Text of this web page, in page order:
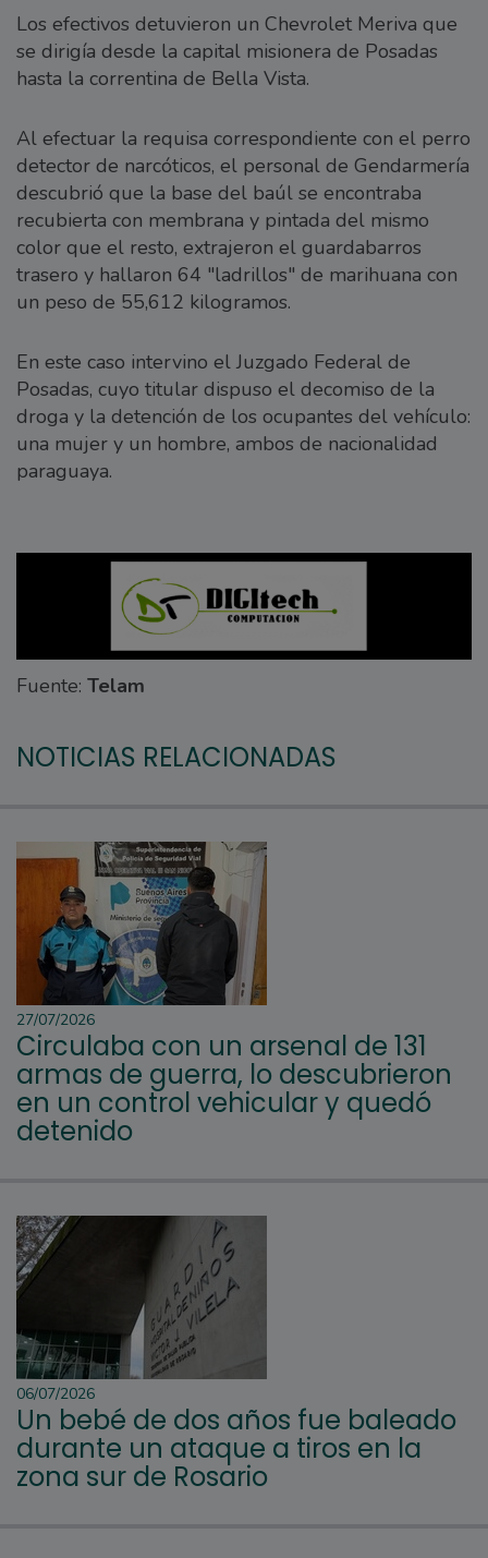
Los efectivos detuvieron un Chevrolet Meriva que
se dirigía desde la capital misionera de Posadas
hasta la correntina de Bella Vista.
Al efectuar la requisa correspondiente con el perro
detector de narcóticos, el personal de Gendarmería
descubrió que la base del baúl se encontraba
recubierta con membrana y pintada del mismo
color que el resto, extrajeron el guardabarros
trasero y hallaron 64 "ladrillos" de marihuana con
un peso de 55,612 kilogramos.
En este caso intervino el Juzgado Federal de
Posadas, cuyo titular dispuso el decomiso de la
droga y la detención de los ocupantes del vehículo:
una mujer y un hombre, ambos de nacionalidad
paraguaya.
Fuente: Telam
NOTICIAS RELACIONADAS
27/07/2026
Circulaba con un arsenal de 131
armas de guerra, lo descubrieron
en un control vehicular y quedó
detenido
06/07/2026
Un bebé de dos años fue baleado
durante un ataque a tiros en la
zona sur de Rosario